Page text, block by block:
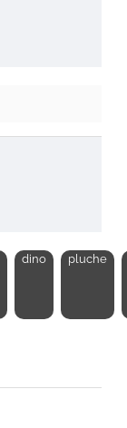
dino pluche